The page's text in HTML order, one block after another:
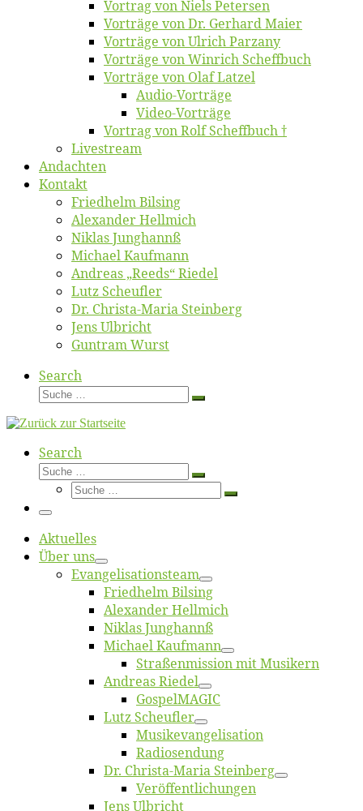
Vor­trag von Niels Petersen
Vor­trä­ge von Dr. Ger­hard Maier
Vor­trä­ge von Ul­rich Parzany
Vor­trä­ge von Win­rich Scheffbuch
Vor­trä­ge von Olaf Latzel
Au­dio-Vor­trä­ge
Vi­deo-Vor­trä­ge
Vor­trag von Rolf Scheffbuch †
Live­stream
An­dach­ten
Kon­takt
Fried­helm Bilsing
Alex­an­der Hellmich
Ni­klas Junghannß
Mi­cha­el Kaufmann
An­dre­as „Reeds“ Riedel
Lutz Scheuf­ler
Dr. Chris­­ta-Ma­ria Steinberg
Jens Ulb­richt
Gun­tram Wurst
Search
Suche
Suche
Search
Suche
Suche
Suche
Suche
Menü
Ak­tu­el­les
Über uns
Evangelisa­tions­team
Fried­helm Bilsing
Alex­an­der Hellmich
Ni­klas Junghannß
Mi­cha­el Kaufmann
Straßenmis­sion mit Musikern
An­dre­as Riedel
Gos­pel­MA­GIC
Lutz Scheuf­ler
Musikevan­ge­li­sa­tion
Ra­dio­sen­dung
Dr. Chris­­ta-Ma­ria Steinberg
Ver­öf­fent­li­chun­gen
Jens Ulb­richt